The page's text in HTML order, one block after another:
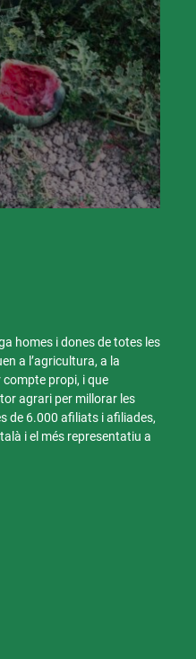
homes i dones de totes les
a l’agricultura, a la
propi, i que
agrari per millorar les
de 6.000 afiliats i afiliades,
i el més representatiu a